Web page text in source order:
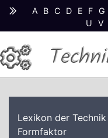
A B C D E F G
U
V
Lexikon der Technik
Formfaktor